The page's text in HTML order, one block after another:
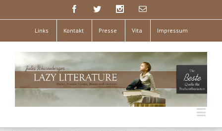
Links Kontakt Presse Vita Impressum